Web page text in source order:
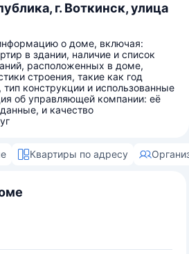
г. Воткинск, улица
о доме, включая:
в здании, наличие и список
расположенных в доме,
строения, такие как год
тип конструкции и использованные
об управляющей компании: её
и качество
Квартиры по адресу